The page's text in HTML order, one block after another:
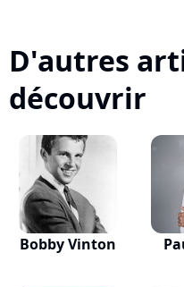
D'autres
découvrir
Bobby Vinton